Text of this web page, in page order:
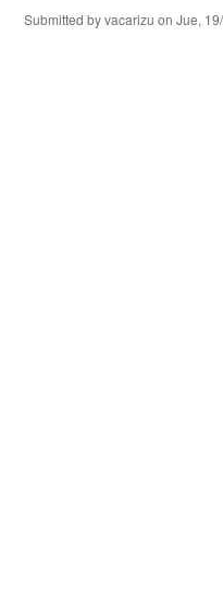
Submitted byvacarizu on Jue,